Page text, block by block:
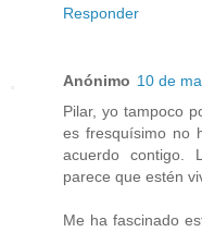
Responder
Anónimo 10 de
Pilar, yo tampoco
es fresquísimo no
acuerdo contigo.
parece que estén
Me ha fascinado